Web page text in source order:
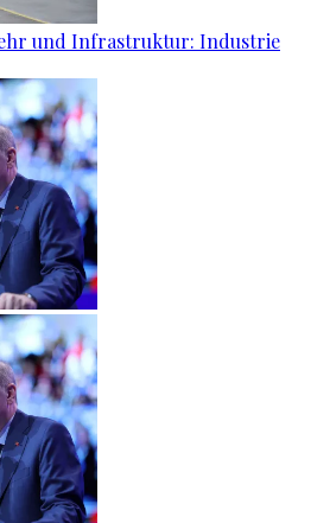
und Infrastruktur: Industrie